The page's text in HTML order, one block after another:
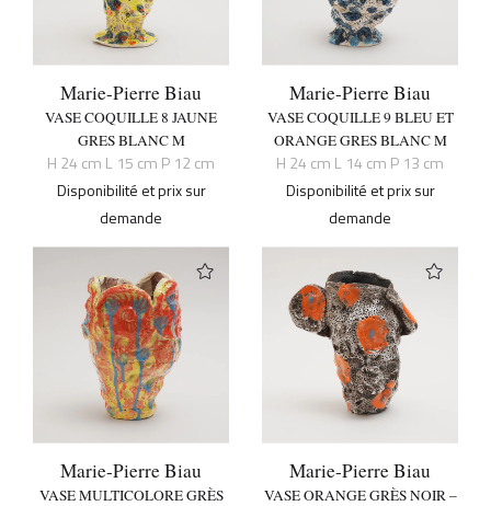
Marie-Pierre Biau
VASE COQUILLE 8 JAUNE
GRES BLANC M
H 24 cm L 15 cm P 12 cm
Disponibilité et prix sur
demande
Marie-Pierre Biau
VASE COQUILLE 9 BLEU ET
ORANGE GRES BLANC M
H 24 cm L 14 cm P 13 cm
Disponibilité et prix sur
demande
Marie-Pierre Biau
VASE MULTICOLORE GRÈS
Marie-Pierre Biau
VASE ORANGE GRÈS NOIR –